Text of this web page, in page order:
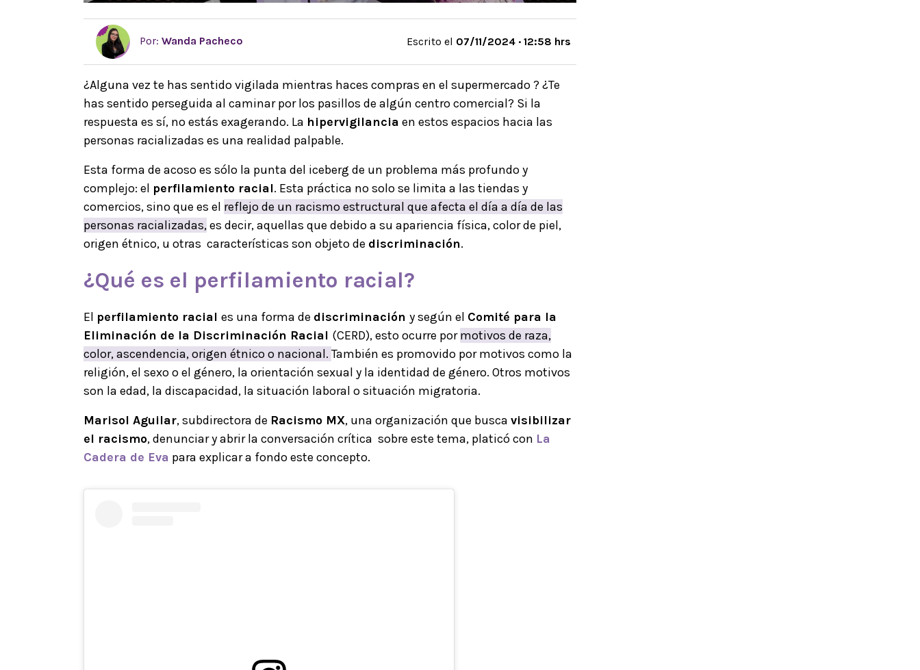
Por: Wanda Pacheco Escrito el 07/11/2024 · 12:58 hrs
¿Alguna vez te has sentido vigilada mientras haces compras en el supermercado ? ¿Te
has sentido perseguida al caminar por los pasillos de algún centro comercial? Si la
respuesta es sí, no estás exagerando. La hipervigilancia en estos espacios hacia las
personas racializadas es una realidad palpable.
Esta forma de acoso es sólo la punta del iceberg de un problema más profundo y
complejo: el perfilamiento racial. Esta práctica no solo se limita a las tiendas y
comercios, sino que es el reflejo de un racismo estructural que afecta el día a día de las
personas racializadas,es decir, aquellas que debido a su apariencia física, color de piel,
origen étnico, u otras características son objeto de discriminación.
¿Qué es el perfilamiento racial?
El perfilamiento racial es una forma de discriminación y según el Comité para la
Eliminación de la Discriminación Racial (CERD), esto ocurre pormotivos de raza,
color, ascendencia, origen étnico o nacional. También es promovido por motivos como la
religión, el sexo o el género, la orientación sexual y la identidad de género. Otros motivos
son la edad, la discapacidad, la situación laboral o situación migratoria.
Marisol Aguilar, subdirectora de Racismo MX, una organización que busca visibilizar
el racismo, denunciar y abrir la conversación crítica sobre este tema, platicó con La
Cadera de Eva para explicar a fondo este concepto.